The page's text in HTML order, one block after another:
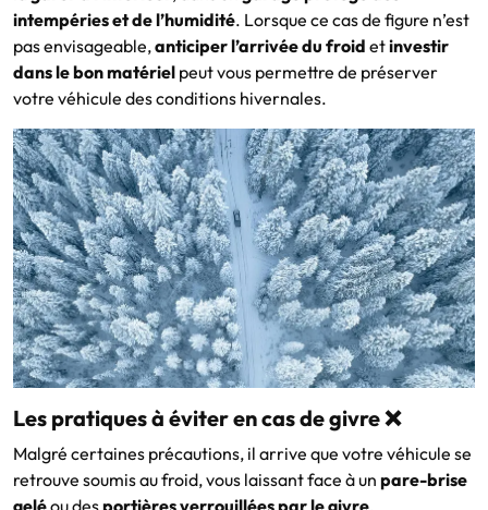
intempéries et de l’humidité. Lorsque ce cas de figure n’est
pas envisageable,anticiper l’arrivée du froid etinvestir
dans le bon matériel peut vous permettre de préserver
votre véhicule des conditions hivernales.
Les pratiques à éviter en cas de givre ❌
Malgré certaines précautions, il arrive que votre véhicule se
retrouve soumis au froid, vous laissant face à un pare-brise